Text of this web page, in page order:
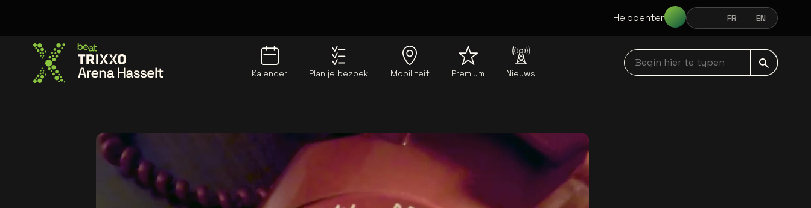
Helpcenter NEDERLANDSFRANÇAIS
FR ENGLISH
EN
Kalender Plan je bezoek Mobiliteit Premium Nieuws
Begin hier te typen navbar